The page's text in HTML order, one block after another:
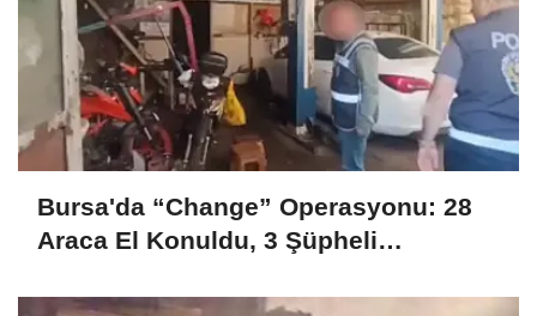
Bursa'da “Change” Operasyonu: 28
Araca El Konuldu, 3 Şüpheli